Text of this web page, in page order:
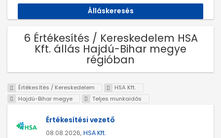
6 Értékesítés / Kereskedelem HSA
Kft. állás Hajdú-Bihar megye
régióban
Értékesítés / Kereskedelem
HSA Kft.
Hajdú-Bihar megye
Teljes munkaidős
Értékesítési vezető
08.08.2026, HSA Kft.